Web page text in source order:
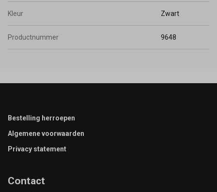
Kleur Zwart
Productnummer 9648
Footer
Bestelling herroepen
Algemene voorwaarden
Privacy statement
Contact